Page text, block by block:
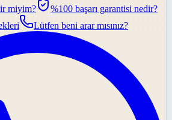
miyim?
%100 başarı garantisi nedir?
Lütfen beni arar mısınız?